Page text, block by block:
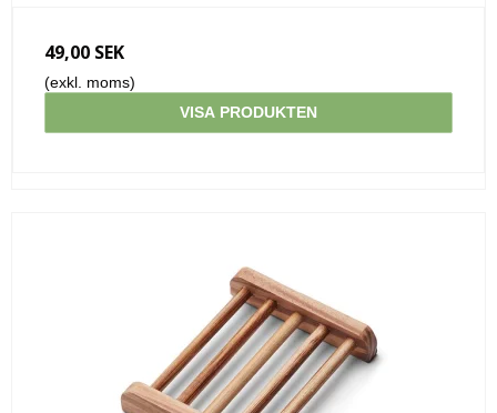
49,00 SEK
(exkl. moms)
VISA PRODUKTEN